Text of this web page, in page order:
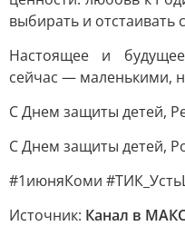
выбирать и отстаивать
Настоящее и
сейчас — маленькими,
С Днем защиты детей,
С Днем защиты детей,
#1июняКоми
Источник: Канал в